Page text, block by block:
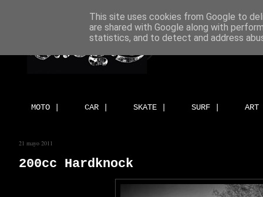
MOTO | CAR | SKATE | SURF |
21 mayo 2011
200cc Hardknock
This site uses cookies from Google to
are shared with Google along with
statistics, and to detect and address